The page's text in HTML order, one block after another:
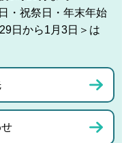
・祝祭日・年末年始
日から1月3日＞は